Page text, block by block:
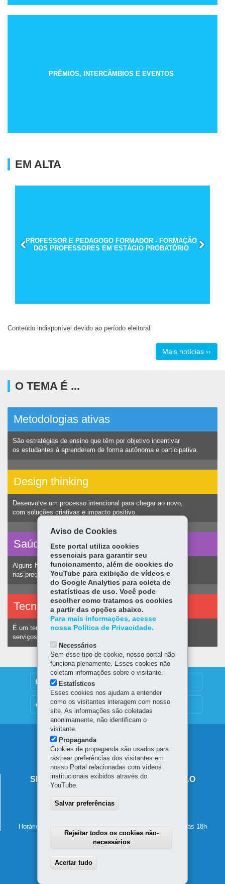
PRÊMIOS, INTERCÂMBIOS E EVENTOS
EM ALTA
PROFESSOR E PEDAGOGO FORMADOR - FORMAÇÃO
DOS PROFESSORES EM ESTÁGIO PROBATÓRIO
Conteúdo indisponível devido ao período eleitoral
Mais notícias ››
O TEMA É ...
Metodologias ativas
São estratégias de ensino que têm por objetivo incentivar
os estudantes à aprenderem de forma autônoma e participativa.
Design thinking
Desenvolve um processo intencional para chegar ao novo,
com soluções criativas e impacto positivo.
Saúde vocal
Alguns hábitos humanos podem ocasionar nódulos
nas pregas vocais e consequentemente alteração na voz.
Tecnologias assistivas
É um termo utilizado para identificar recursos e
serviços voltados a pessoas com deficiência.
DENUNCIE CORRUPÇÃO
OUVIDORIA
Navegação
principal
SECRETARIA DE ESTADO DA EDUCAÇÃO
80610-011-Curitiba
Horário de atendimento: de segunda a sexta-feira, das 8h às 18h
Aviso de Cookies
Este portal utiliza cookies
essenciais para garantir seu
funcionamento, além de cookies do
YouTube para exibição de vídeos e
do Google Analytics para coleta de
estatísticas de uso. Você pode
escolher como tratamos os cookies
a partir das opções abaixo.
Para mais informações, acesse
nossa Política de Privacidade.
Necessários
Sem esse tipo de cookie, nosso portal não
funciona plenamente. Esses cookies não
coletam informações sobre o visitante.
Estatísticos
Esses cookies nos ajudam a entender
como os visitantes interagem com nosso
site. As informações são coletadas
anonimamente, não identificam o
visitante.
Propaganda
Cookies de propaganda são usados para
rastrear preferências dos visitantes em
nosso Portal relacionadas com vídeos
institucionais exibidos através do
YouTube.
Salvar preferências
Rejeitar todos os cookies não-
necessários
Aceitar tudo